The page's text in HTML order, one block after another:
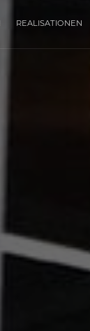
REALISATIONEN